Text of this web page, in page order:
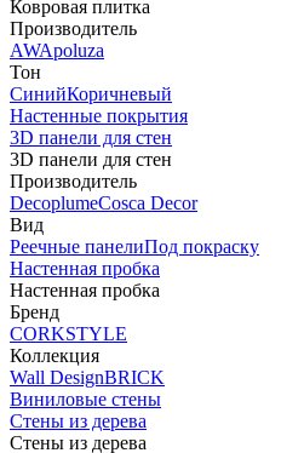
Ковровая плитка
Производитель
AWApoluza
Тон
СинийКоричневый
Настенные покрытия
3D панели для стен
3D панели для стен
Производитель
DecoplumeCosca Decor
Вид
Реечные панелиПод покраску
Настенная пробка
Настенная пробка
Бренд
CORKSTYLE
Коллекция
Wall DesignBRICK
Виниловые стены
Стены из дерева
Стены из дерева